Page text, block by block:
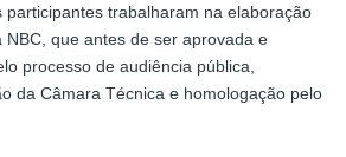
participantes trabalharam na elaboração
que antes de ser aprovada e
processo de audiência pública,
da Câmara Técnica e homologação pelo